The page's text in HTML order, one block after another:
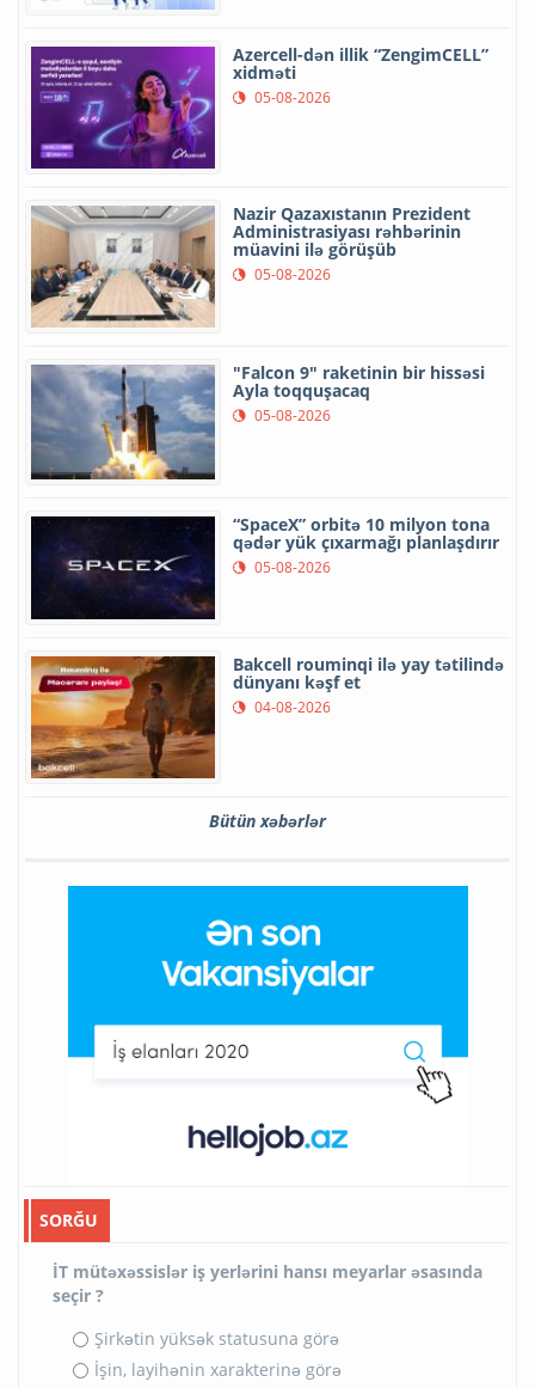
Azercell-dən illik “ZengimCELL”
xidməti
05-08-2026
Nazir Qazaxıstanın Prezident
Administrasiyası rəhbərinin
müavini ilə görüşüb
05-08-2026
"Falcon 9" raketinin bir hissəsi
Ayla toqquşacaq
05-08-2026
“SpaceX” orbitə 10 milyon tona
qədər yük çıxarmağı planlaşdırır
05-08-2026
Bakcell rouminqi ilə yay tətilində
dünyanı kəşf et
04-08-2026
Bütün xəbərlər
SORĞU
İT mütəxəssislər iş yerlərini hansı meyarlar əsasında
seçir ?
Şirkətin yüksək statusuna görə
İşin, layihənin xarakterinə görə